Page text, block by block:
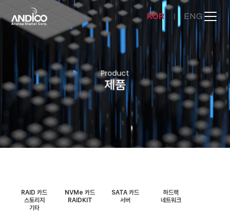
KOR ENG
회사소개
제품
뉴스룸
Product
제품
RAID 카드 NVMe 카드 SATA 카드
하드랙
스토리지
RAIDKIT 서버
네트워크
기타